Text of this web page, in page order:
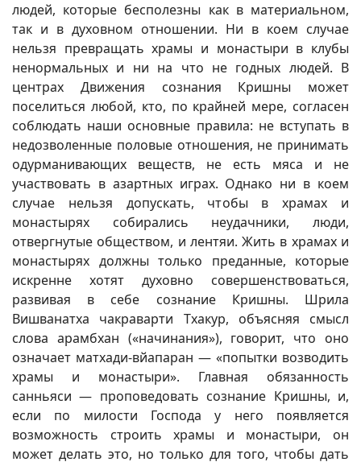
людей, которые бесполезны как в материальном,
так и в духовном отношении. Ни в коем случае
нельзя превращать храмы и монастыри в клубы
ненормальных и ни на что не годных людей. В
центрах Движения сознания Кришны может
поселиться любой, кто, по крайней мере, согласен
соблюдать наши основные правила: не вступать в
недозволенные половые отношения, не принимать
одурманивающих веществ, не есть мяса и не
участвовать в азартных играх. Однако ни в коем
случае нельзя допускать, чтобы в храмах и
монастырях собирались неудачники, люди,
отвергнутые обществом, и лентяи. Жить в храмах и
монастырях должны только преданные, которые
искренне хотят духовно совершенствоваться,
развивая в себе сознание Кришны. Шрила
Вишванатха чакраварти Тхакур, объясняя смысл
слова арамбхан («начинания»), говорит, что оно
означает матхади-вйапаран — «попытки возводить
храмы и монастыри». Главная обязанность
санньяси — проповедовать сознание Кришны, и,
если по милости Господа у него появляется
возможность строить храмы и монастыри, он
может делать это, но только для того, чтобы дать